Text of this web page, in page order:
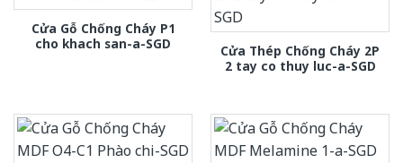
Cửa Gỗ Chống Cháy P1
cho khach san-a-SGD
Cửa Thép Chống Cháy 2P
2 tay co thuy luc-a-SGD